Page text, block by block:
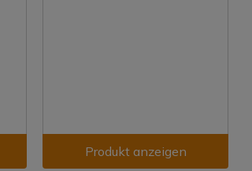
Produkt anzeigen